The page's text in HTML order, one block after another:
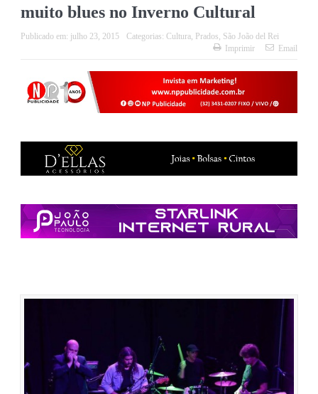
muito blues no Inverno Cultural
Publicado em: julho 23, 2015 Categorias: Cultura, Prados, São João del Rei
Imprimir
Email